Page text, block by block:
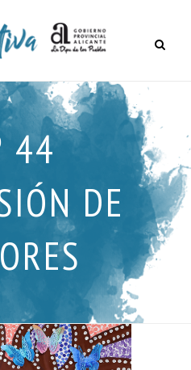
44
DE